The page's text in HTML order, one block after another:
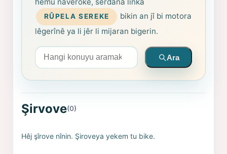
RÛPELA SEREKE
bikin an jî bi motora
lêgerînê ya li jêr li mijaran bigerin.
Arama yapın
Ara
Şirvove(0)
Hêj şîrove nînin. Şiroveya yekem tu bike.